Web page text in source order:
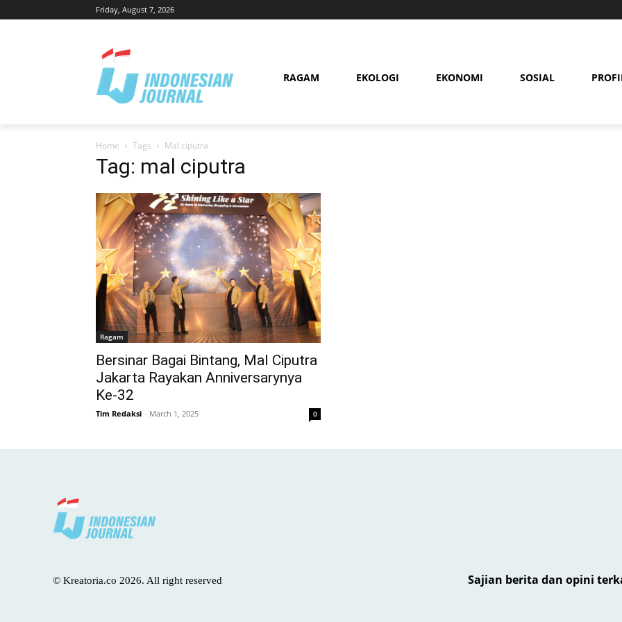
Friday, August 7, 2026
RAGAM EKOLOGI EKONOMI SOSIAL
Home Tags Mal ciputra
Tag: mal ciputra
Ragam
Bersinar Bagai Bintang, Mal Ciputra
Jakarta Rayakan Anniversarynya
Ke-32
Tim Redaksi - March 1, 2025 0
© Kreatoria.co 2026. All right reserved Sajian berita dan opini